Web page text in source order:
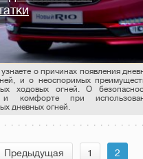
узнаете о причинах появления
и о неоспоримых
ходовых огней. О
и комфорте при
дневных огней.
Предыдущая 1 2